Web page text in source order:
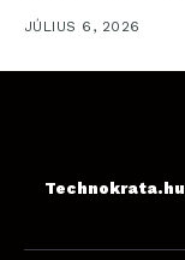
hogy milyen sok...
JÚLIUS 6, 2026
Technokrata.hu